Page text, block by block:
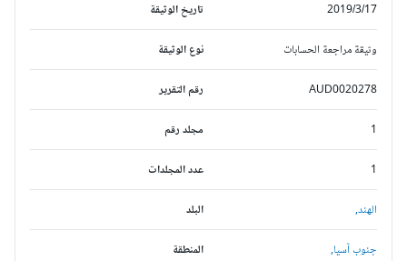
تاريخ الوثيقة 2019/3/17
نوع الوثيقة وثيقة مراجعة الحسابات
رقم التقرير AUD0020278
مجلد رقم
عدد المجلدات
البلد الهند,
المنطقة جنوب آسيا,